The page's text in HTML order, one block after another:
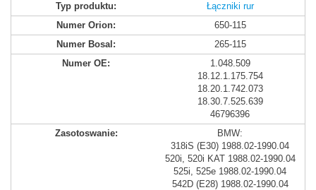
Łączniki rur
650-115
265-115
1.048.509
18.12.1.175.754
18.20.1.742.073
18.30.7.525.639
46796396
BMW:
318iS (E30) 1988.02-1990.04
520i, 520i KAT 1988.02-1990.04
525i, 525e 1988.02-1990.04
542D (E28) 1988.02-1990.04